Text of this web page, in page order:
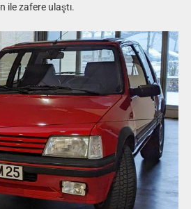
ile zafere ulaştı.